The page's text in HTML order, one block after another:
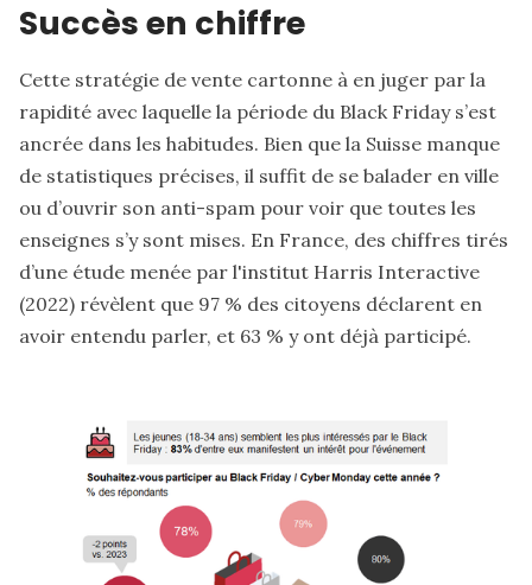
Succès en chiffre
Cette stratégie de vente cartonne à en juger par la
rapidité avec laquelle la période du Black Friday s’est
ancrée dans les habitudes. Bien que la Suisse manque
de statistiques précises, il suffit de se balader en ville
ou d’ouvrir son anti-spam pour voir que toutes les
enseignes s’y sont mises. En France, des chiffres tirés
d’une étude menée par l'institut Harris Interactive
(2022) révèlent que 97 % des citoyens déclarent en
avoir entendu parler, et 63 % y ont déjà participé.